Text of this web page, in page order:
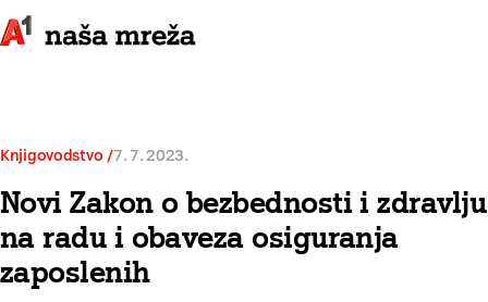
Knjigovodstvo 7. 7. 2023.
Novi Zakon o bezbednosti i zdravlju
na radu i obaveza osiguranja
zaposlenih